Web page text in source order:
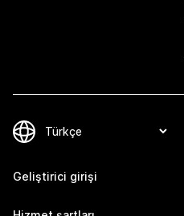
Geliştirici girişi